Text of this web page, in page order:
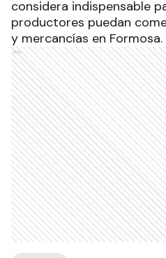
considera indispensable
productores puedan
y mercancías en Formosa.
Ads